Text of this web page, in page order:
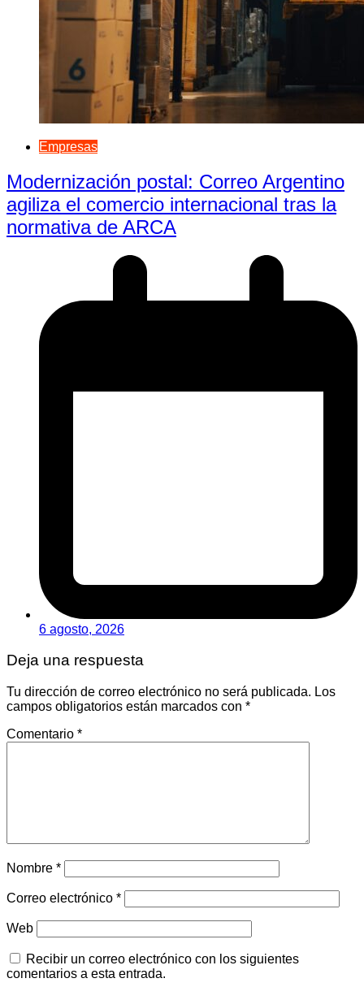
Empresas
Modernización postal: Correo Argentino
agiliza el comercio internacional tras la
normativa de ARCA
6 agosto, 2026
Deja una respuesta
Tu dirección de correo electrónico no será publicada. Los
campos obligatorios están marcados con *
Comentario *
Nombre *
Correo electrónico *
Web
Recibir un correo electrónico con los siguientes
comentarios a esta entrada.